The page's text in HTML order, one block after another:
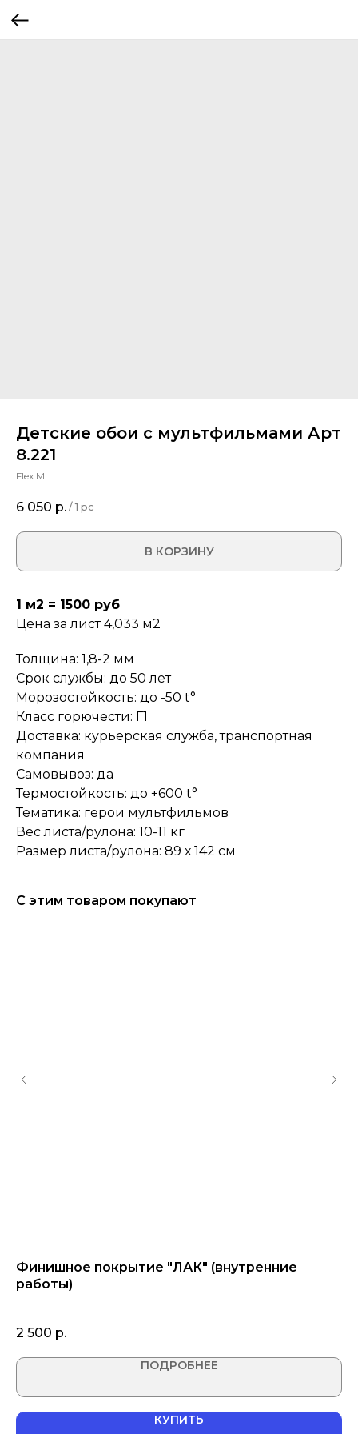
Детские обои с мультфильмами Арт
8.221
Flex M
6 050 р. / 1 pc
В КОРЗИНУ
1 м2 = 1500 руб
Цена за лист 4,033 м2
Толщина: 1,8-2 мм
Срок службы: до 50 лет
Морозостойкость: до -50 t°
Класс горючести: Г1
Доставка: курьерская служба, транспортная
компания
Самовывоз: да
Термостойкость: до +600 t°
Тематика: герои мультфильмов
Вес листа/рулона: 10-11 кг
Размер листа/рулона: 89 х 142 см
С этим товаром покупают
Финишное покрытие "ЛАК" (внутренние
работы)
2 500 р.
ПОДРОБНЕЕ
КУПИТЬ